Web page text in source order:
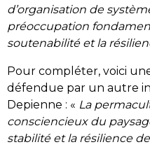
d’organisation de
préoccupation
soutenabilité et la
Pour compléter, voici
défendue par un autre
Depienne : « La
consciencieux du
stabilité et la résilience